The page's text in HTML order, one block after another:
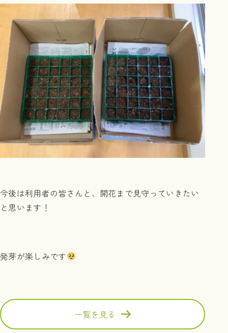
今後は利用者の皆さんと、開花まで見守っていきたい
と思います！
発芽が楽しみです
一覧を見る